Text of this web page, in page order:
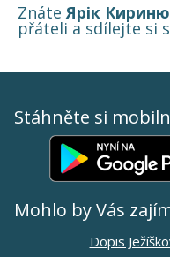
Znáte Ярік
přáteli a sdílejte si
Stáhněte si
Mohlo by Vás
Dopis